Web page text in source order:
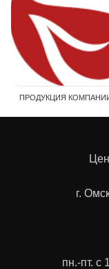
ПРОДУКЦИЯ КОМПАНИИ
г.
пн.-пт. с